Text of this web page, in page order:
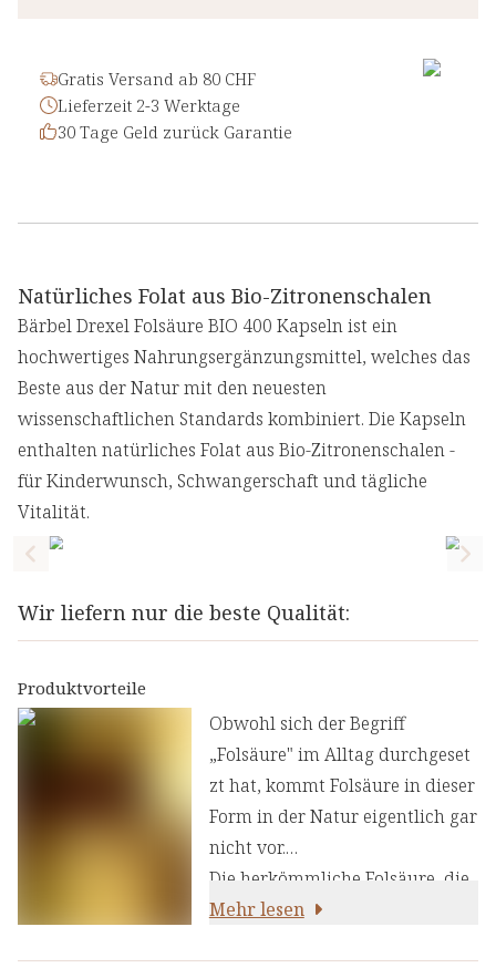
Gratis Versand ab 80 CHF
Lieferzeit 2-3 Werktage
30 Tage Geld zurück Garantie
Natürliches Folat aus Bio-Zitronenschalen
Bärbel Drexel Folsäure BIO 400 Kapseln ist ein
hochwertiges Nahrungsergänzungsmittel, welches das
Beste aus der Natur mit den neuesten
wissenschaftlichen Standards kombiniert. Die Kapseln
enthalten natürliches Folat aus Bio-Zitronenschalen -
für Kinderwunsch, Schwangerschaft und tägliche
Vitalität.
Previous slide
Wir liefern nur die beste Qualität:
Produktvorteile
Obwohl sich der Begriff
„Folsäure" im Alltag durchgeset
zt hat, kommt Folsäure in dieser
Form in der Natur eigentlich gar
nicht vor.
Die herkömmliche Folsäure, die
in
Mehr lesen